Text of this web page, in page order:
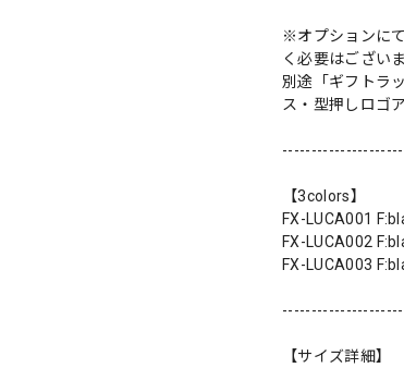
※オプションに
く必要はござい
別途「ギフトラ
ス・型押しロゴ
【3colors】
FX-LUCA001
FX-LUCA002
FX-LUCA003
【サイズ詳細】